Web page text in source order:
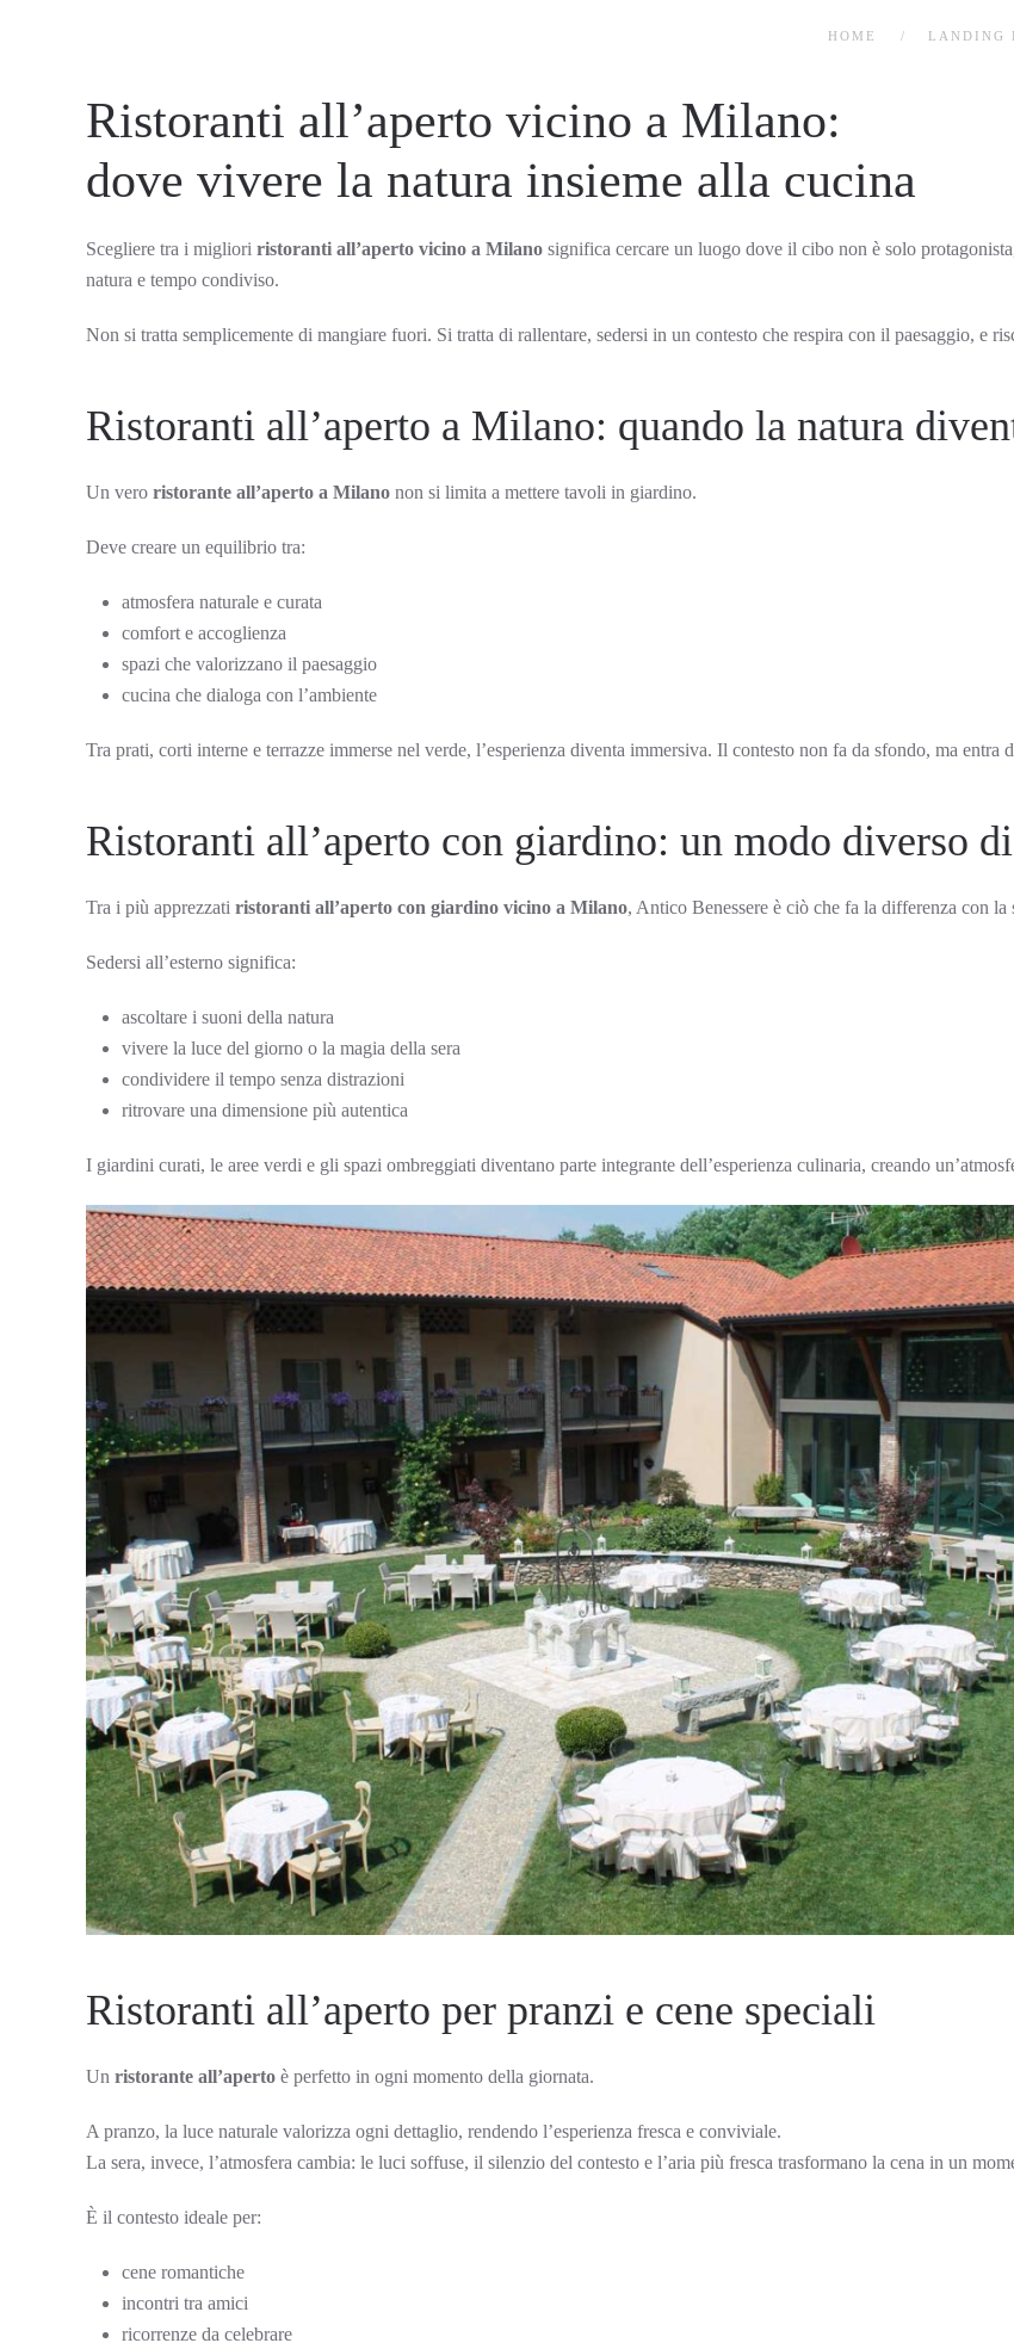
HOME LANDING
Ristoranti all’aperto vicino a Milano:
dove vivere la natura insieme alla cucina
Scegliere tra i migliori ristoranti all’aperto vicino a Milano significa cercare un luogo dove il cibo non è solo
natura e tempo condiviso.
Non si tratta semplicemente di mangiare fuori. Si tratta di rallentare, sedersi in un contesto che respira con il paesaggio, e
Ristoranti all’aperto a Milano: quando la natura
Un vero ristorante all’aperto a Milano non si limita a mettere tavoli in giardino.
Deve creare un equilibrio tra:
atmosfera naturale e curata
comfort e accoglienza
spazi che valorizzano il paesaggio
cucina che dialoga con l’ambiente
Tra prati, corti interne e terrazze immerse nel verde, l’esperienza diventa immersiva. Il contesto non fa da sfondo, ma entra
Ristoranti all’aperto con giardino: un modo diverso
Tra i più apprezzati ristoranti all’aperto con giardino vicino a Milano, Antico Benessere è ciò che fa la differenza con la
Sedersi all’esterno significa:
ascoltare i suoni della natura
vivere la luce del giorno o la magia della sera
condividere il tempo senza distrazioni
ritrovare una dimensione più autentica
I giardini curati, le aree verdi e gli spazi ombreggiati diventano parte integrante dell’esperienza culinaria, creando
Ristoranti all’aperto per pranzi e cene speciali
Un ristorante all’aperto è perfetto in ogni momento della giornata.
A pranzo, la luce naturale valorizza ogni dettaglio, rendendo l’esperienza fresca e conviviale.
La sera, invece, l’atmosfera cambia: le luci soffuse, il silenzio del contesto e l’aria più fresca trasformano la cena in un
È il contesto ideale per:
cene romantiche
incontri tra amici
ricorrenze da celebrare